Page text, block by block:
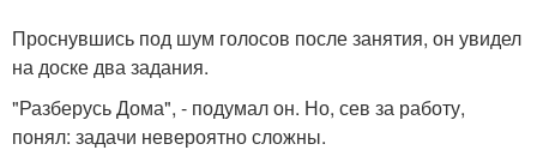
Проснувшись под шум голосов после занятия, он увидел
на доске два задания.
"Разберусь Дома", - подумал он. Но, сев за работу,
понял: задачи невероятно сложны.